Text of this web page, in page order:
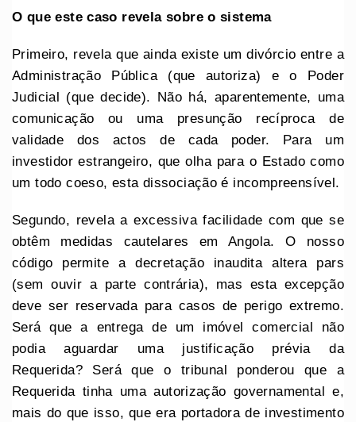
O que este caso revela sobre o sistema
Primeiro, revela que ainda existe um divórcio entre a
Administração Pública (que autoriza) e o Poder
Judicial (que decide). Não há, aparentemente, uma
comunicação ou uma presunção recíproca de
validade dos actos de cada poder. Para um
investidor estrangeiro, que olha para o Estado como
um todo coeso, esta dissociação é incompreensível.
Segundo, revela a excessiva facilidade com que se
obtêm medidas cautelares em Angola. O nosso
código permite a decretação inaudita altera pars
(sem ouvir a parte contrária), mas esta excepção
deve ser reservada para casos de perigo extremo.
Será que a entrega de um imóvel comercial não
podia aguardar uma justificação prévia da
Requerida? Será que o tribunal ponderou que a
Requerida tinha uma autorização governamental e,
mais do que isso, que era portadora de investimento